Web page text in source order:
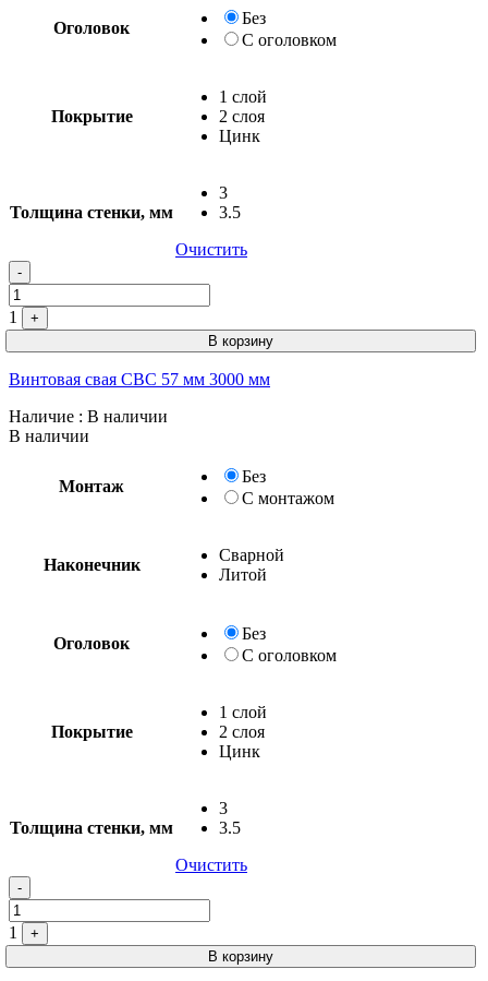
Оголовок
Без
С оголовком
Покрытие
1 слой
2 слоя
Цинк
Толщина стенки, мм
3
3.5
Очистить
Quantity
-
1
+
В корзину
Винтовая свая СВС 57 мм 3000 мм
Наличие : В наличии
В наличии
Монтаж
Без
С монтажом
Наконечник
Сварной
Литой
Оголовок
Без
С оголовком
Покрытие
1 слой
2 слоя
Цинк
Толщина стенки, мм
3
3.5
Очистить
Quantity
-
1
+
В корзину